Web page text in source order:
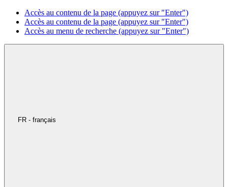
Accès au contenu de la page (appuyez sur "Enter")
Accès au contenu de la page (appuyez sur "Enter")
Accès au menu de recherche (appuyez sur "Enter")
FR - français